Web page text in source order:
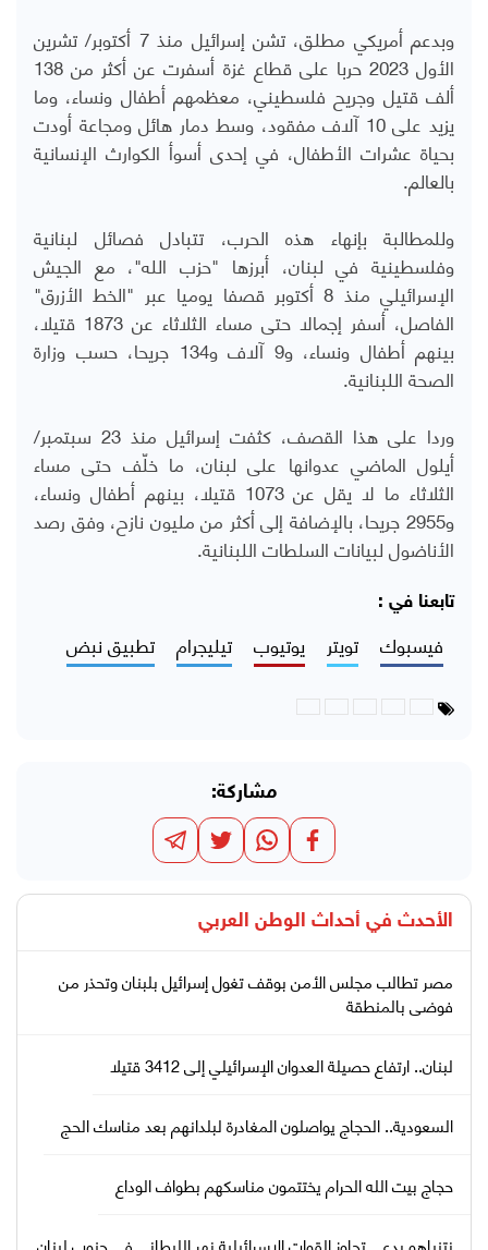
وبدعم أمريكي مطلق، تشن إسرائيل منذ 7 أكتوبر/ تشرين
الأول 2023 حربا على قطاع غزة أسفرت عن أكثر من 138
ألف قتيل وجريح فلسطيني، معظمهم أطفال ونساء، وما
يزيد على 10 آلاف مفقود، وسط دمار هائل ومجاعة أودت
بحياة عشرات الأطفال، في إحدى أسوأ الكوارث الإنسانية
بالعالم.
وللمطالبة بإنهاء هذه الحرب، تتبادل فصائل لبنانية
وفلسطينية في لبنان، أبرزها "حزب الله"، مع الجيش
الإسرائيلي منذ 8 أكتوبر قصفا يوميا عبر "الخط الأزرق"
الفاصل، أسفر إجمالا حتى مساء الثلاثاء عن 1873 قتيلا،
بينهم أطفال ونساء، و9 آلاف و134 جريحا، حسب وزارة
الصحة اللبنانية.
وردا على هذا القصف، كثفت إسرائيل منذ 23 سبتمبر/
أيلول الماضي عدوانها على لبنان، ما خلّف حتى مساء
الثلاثاء ما لا يقل عن 1073 قتيلا، بينهم أطفال ونساء،
و2955 جريحا، بالإضافة إلى أكثر من مليون نازح، وفق رصد
الأناضول لبيانات السلطات اللبنانية.
تابعنا في :
فيسبوك تويتر يوتيوب تيليجرام تطبيق نبض
مشاركة:
الأحدث في أحداث الوطن العربي
مصر تطالب مجلس الأمن بوقف تغول إسرائيل بلبنان وتحذر من
فوضى بالمنطقة
لبنان.. ارتفاع حصيلة العدوان الإسرائيلي إلى 3412 قتيلا
السعودية.. الحجاج يواصلون المغادرة لبلدانهم بعد مناسك الحج
حجاج بيت الله الحرام يختتمون مناسكهم بطواف الوداع